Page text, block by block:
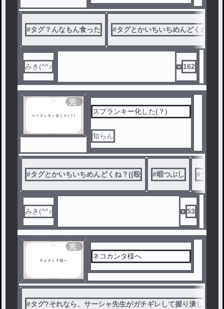
#タグ？んなもん食った #タグとかいちいちめんどくね？((
みき(^^♪ 162
完
スプランキー化した(？)
知らん
#タグとかいちいちめんどくね？((殴 #暇つぶし #タグ?
みき(^^♪ 53
完
ネコカンタ様へ
#タグ?それなら、サーシャ先生がガチギレして握り潰してた